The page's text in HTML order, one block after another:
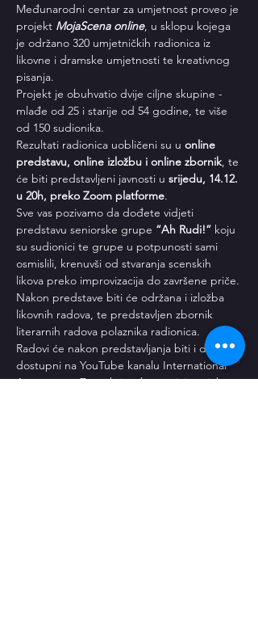
Međunarodni centar za umjetnost proveo je
projekt MojaScena online, u sklopu kojega
je održano 320 umjetničkih radionica iz
likovne i dramske umjetnosti te kreativnog
pisanja.
Projekt je obuhvatio dvije ciljne skupine -
mlađe od 25 i starije od 54 godine, te više
od 150 sudionika.
Rezultati radionica uobličeni su u online
predstavu, online izložbu i online zbornik, te
će biti predstavljeni javnosti u srijedu, 14.12.
u 20h, preko Zoom platforme.
Sve vas pozivamo da dođete vidjeti
predstavu seniorske grupe “Ah Rudi!” koju
su sudionici te grupe u potpunosti sami
osmislili, krenuvši od stvaranja scenskih
likova preko improvizacija do završene priče.
Nakon predstave biti će održana i izložba
likovnih radova, te predstavljen zbornik
literarnih radova polaznika radionica.
Radovi će nakon predstavljanja biti i dalje
dostupni na YouTube kanalu International
Arts centre, Zagreb i web stranici projekta.